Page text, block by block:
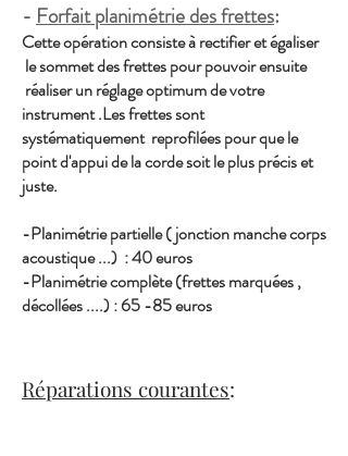
- Forfait planimétrie des frettes:
Cette opération consiste à rectifier et égaliser
le sommet des frettes pour pouvoir ensuite
réaliser un réglage optimum de votre
instrument .Les frettes sont
systématiquement reprofilées pour que le
point d'appui de la corde soit le plus précis et
juste.
-Planimétrie partielle ( jonction manche corps
acoustique ...) : 40euros
-Planimétrie complète (frettes marquées ,
décollées ....) : 65 -85 euros
Réparations courantes: